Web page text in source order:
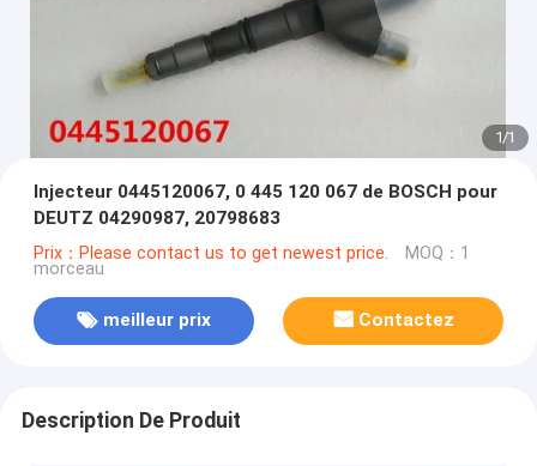
1/1
Injecteur 0445120067, 0 445 120 067 de BOSCH pour
DEUTZ 04290987, 20798683
Prix：Please contact us to get newest price. MOQ：1
morceau
meilleur prix Contactez
Description De Produit